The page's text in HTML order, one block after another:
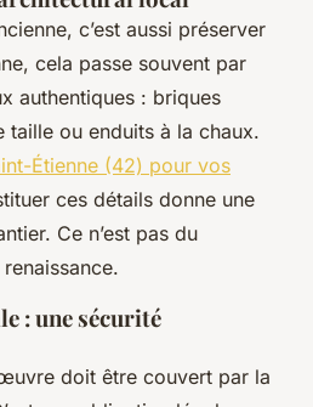
c’est aussi préserver
cela passe souvent par
authentiques : briques
taille ou enduits à la chaux.
Étienne (42) pour vos
ces détails donne une
Ce n’est pas du
: une sécurité
doit être couvert par la